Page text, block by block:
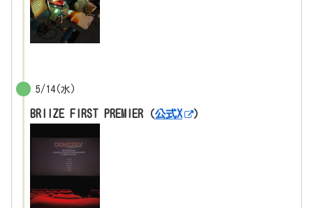
5/14(水)
BRIIZE FIRST PREMIER（公式X ）